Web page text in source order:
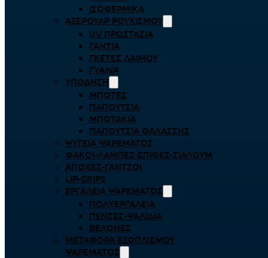
ΙΣΟΘΕΡΜΙΚΆ
ΑΞΕΡΟΥΆΡ ΡΟΥΧΙΣΜΟΎ
UV ΠΡΟΣΤΑΣΊΑ
ΓΆΝΤΙΑ
ΓΚΈΤΕΣ ΛΑΊΜΟΥ
ΓΥΑΛΙΆ
ΥΠΌΔΗΣΗ
ΜΠΌΤΕΣ
ΠΑΠΟΎΤΣΙΑ
ΜΠΟΤΆΚΙΑ
ΠΑΠΟΎΤΣΙΑ ΘΑΛΆΣΣΗΣ
ΨΥΓΕΊΑ ΨΑΡΈΜΑΤΟΣ
ΦΑΚΟΊ-ΛΆΜΠΕΣ-ΣΠΊΘΕΣ-ΣΊΑΛΟΥΜ
ΑΠΌΧΕΣ-ΓΆΝΤΖΟΙ
LIP-GRIPS
EΡΓΑΛΕΊΑ ΨΑΡΈΜΑΤΟΣ
ΠΟΛΥΕΡΓΑΛΕΊΑ
ΠΈΝΣΕΣ-ΨΑΛΊΔΙΑ
ΒΕΛΌΝΕΣ
ΜΕΤΑΦΟΡΆ ΕΞΟΠΛΙΣΜΟΎ
ΨΑΡΈΜΑΤΟΣ